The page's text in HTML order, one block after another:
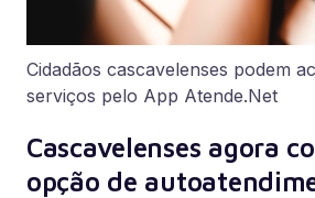
Cidadãos cascavelenses podem
serviços pelo App Atende.Net
Cascavelenses agora
opção de